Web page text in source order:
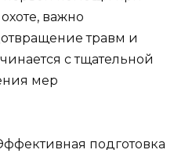
важно
травм и
с тщательной
мер
подготовка